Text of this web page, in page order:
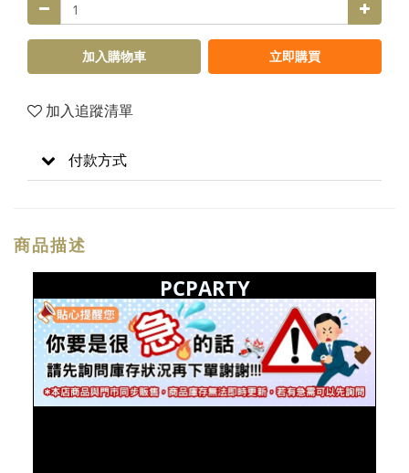
加入購物車 立即購買
加入追蹤清單
付款方式
商品描述
PCPARTY